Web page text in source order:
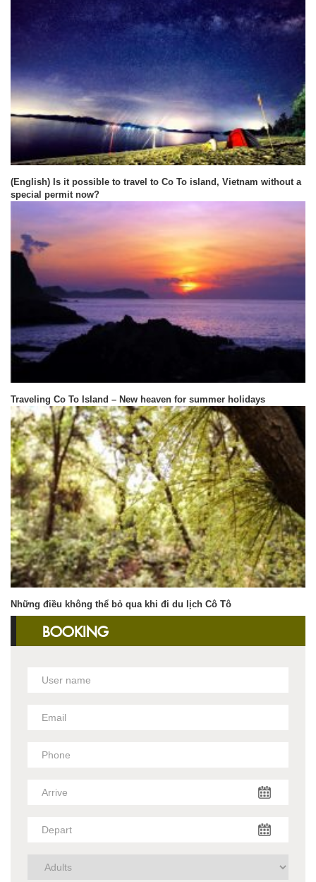
(English) Is it possible to travel to Co To island, Vietnam without a
special permit now?
Traveling Co To Island – New heaven for summer holidays
Những điều không thể bỏ qua khi đi du lịch Cô Tô
BOOKING